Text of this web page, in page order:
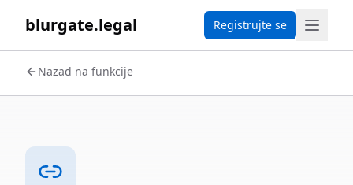
blurgate.legal Registrujte se
Nazad na funkcije